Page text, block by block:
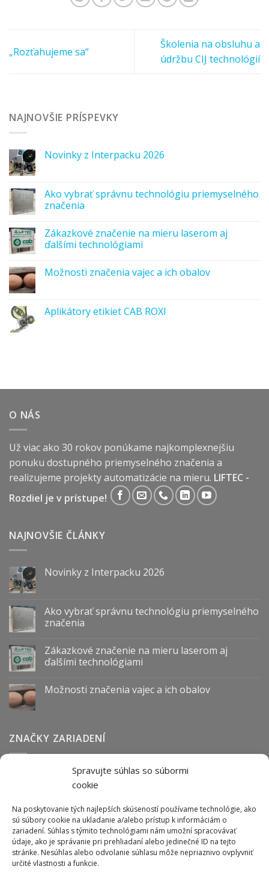
Spravujte súhlas so súbormi
cookie
Na poskytovanie tých najlepších skúseností používame technológie, ako
sú súbory cookie na ukladanie a/alebo prístup k informáciám o
zariadení. Súhlas s týmito technológiami nám umožní spracovávať
údaje, ako je správanie pri prehliadaní alebo jedinečné ID na tejto
stránke. Nesúhlas alebo odvolanie súhlasu môže nepriaznivo ovplyvniť
určité vlastnosti a funkcie.
„Rozťahujeme sa“
Školenia na obsluhu a
údržbu CIJ technológií
NAJNOVŠIE PRÍSPEVKY
Novinky z Interpacku 2026
Ako vybrať správnu technológiu priemyselného
značenia
Zákazkové značenie na mieru laserom aj
ďalšími technológiami
Možnosti značenia vajec a ich obalov
Aplikátory etikiet CAB ROXI
O NÁS
Už viac ako 30 rokov ponúkame najkomplexnejšiu
ponuku dostupného priemyselného značenia a
realizujeme projekty automatizácie na mieru. LIFTEC -
Rozdiel je v prístupe!
NAJNOVŠIE ČLÁNKY
Novinky z Interpacku 2026
Ako vybrať správnu technológiu priemyselného
značenia
Zákazkové značenie na mieru laserom aj
ďalšími technológiami
Možnosti značenia vajec a ich obalov
ZNAČKY ZARIADENÍ
Anser Arca BOFA cab Carl Valentin
Datalogic Hitachi
Norwix
Purex Tiflex Tykma Zanasi
ODBER NEWSLETTERU